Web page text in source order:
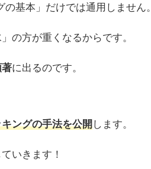
基本」だけでは通用しません。
の方が重くなるからです。
に出るのです。
ングの手法を公開します。
いきます！